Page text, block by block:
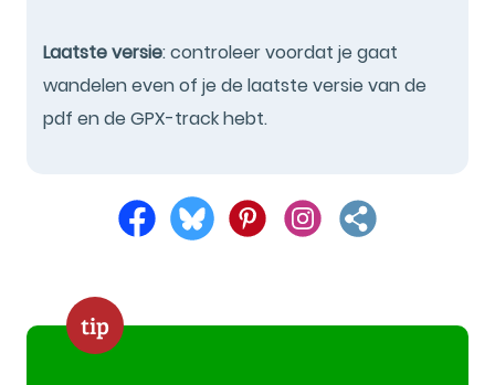
Laatste versie: controleer voordat je gaat
wandelen even of je de laatste versie van de
pdf en de GPX-track hebt.
tip